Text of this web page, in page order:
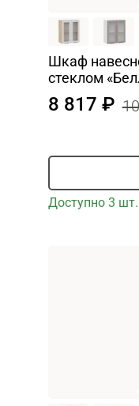
Шкаф
стеклом
8 817
Доступно 3 шт.